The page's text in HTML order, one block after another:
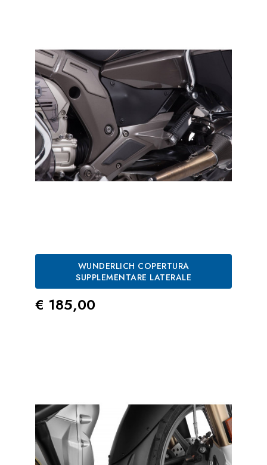
WUNDERLICH COPERTURA
SUPPLEMENTARE LATERALE
Prezzo
€ 185,00